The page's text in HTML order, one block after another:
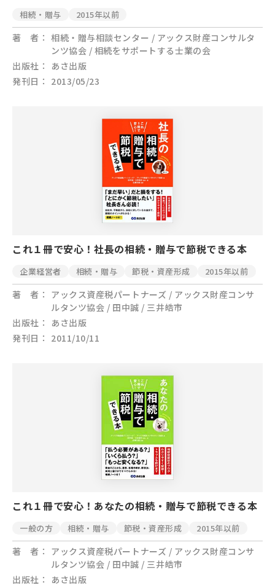
相続・贈与 2015年以前
著 者
相続・贈与相談センター / アックス財産コンサルタ
ンツ協会 / 相続をサポートする士業の会
出版社
あさ出版
発刊日
2013/05/23
これ１冊で安心！社長の相続・贈与で節税できる本
企業経営者 相続・贈与 節税・資産形成 2015年以前
著 者
アックス資産税パートナーズ / アックス財産コンサ
ルタンツ協会 / 田中誠 / 三井皓市
出版社
あさ出版
発刊日
2011/10/11
これ１冊で安心！あなたの相続・贈与で節税できる本
一般の方 相続・贈与 節税・資産形成 2015年以前
著 者
アックス資産税パートナーズ / アックス財産コンサ
ルタンツ協会 / 田中誠 / 三井皓市
出版社
あさ出版